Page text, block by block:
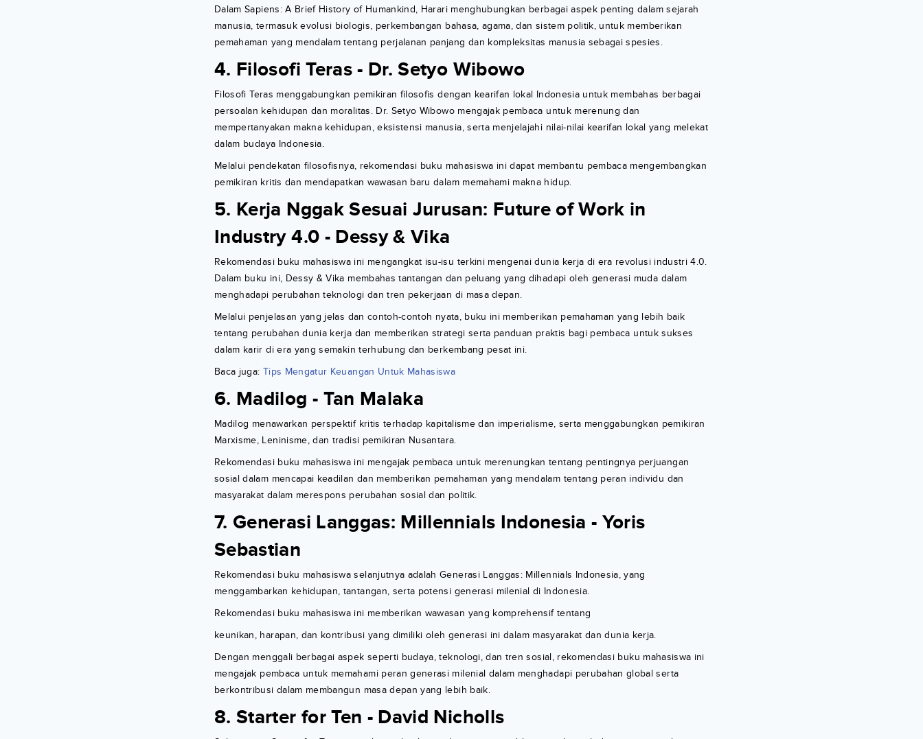
Dalam Sapiens: A Brief History of Humankind, Harari menghubungkan berbagai aspek penting dalam sejarah
manusia, termasuk evolusi biologis, perkembangan bahasa, agama, dan sistem politik, untuk memberikan
pemahaman yang mendalam tentang perjalanan panjang dan kompleksitas manusia sebagai spesies.
4. Filosofi Teras - Dr. Setyo Wibowo
Filosofi Teras menggabungkan pemikiran filosofis dengan kearifan lokal Indonesia untuk membahas berbagai
persoalan kehidupan dan moralitas. Dr. Setyo Wibowo mengajak pembaca untuk merenung dan
mempertanyakan makna kehidupan, eksistensi manusia, serta menjelajahi nilai-nilai kearifan lokal yang melekat
dalam budaya Indonesia.
Melalui pendekatan filosofisnya, rekomendasi buku mahasiswa ini dapat membantu pembaca mengembangkan
pemikiran kritis dan mendapatkan wawasan baru dalam memahami makna hidup.
5. Kerja Nggak Sesuai Jurusan: Future of Work in
Industry 4.0 - Dessy & Vika
Rekomendasi buku mahasiswa ini mengangkat isu-isu terkini mengenai dunia kerja di era revolusi industri 4.0.
Dalam buku ini, Dessy & Vika membahas tantangan dan peluang yang dihadapi oleh generasi muda dalam
menghadapi perubahan teknologi dan tren pekerjaan di masa depan.
Melalui penjelasan yang jelas dan contoh-contoh nyata, buku ini memberikan pemahaman yang lebih baik
tentang perubahan dunia kerja dan memberikan strategi serta panduan praktis bagi pembaca untuk sukses
dalam karir di era yang semakin terhubung dan berkembang pesat ini.
Baca juga: Tips Mengatur Keuangan Untuk Mahasiswa
6. Madilog - Tan Malaka
Madilog menawarkan perspektif kritis terhadap kapitalisme dan imperialisme, serta menggabungkan pemikiran
Marxisme, Leninisme, dan tradisi pemikiran Nusantara.
Rekomendasi buku mahasiswa ini mengajak pembaca untuk merenungkan tentang pentingnya perjuangan
sosial dalam mencapai keadilan dan memberikan pemahaman yang mendalam tentang peran individu dan
masyarakat dalam merespons perubahan sosial dan politik.
7. Generasi Langgas: Millennials Indonesia - Yoris
Sebastian
Rekomendasi buku mahasiswa selanjutnya adalah Generasi Langgas: Millennials Indonesia, yang
menggambarkan kehidupan, tantangan, serta potensi generasi milenial di Indonesia.
Rekomendasi buku mahasiswa ini memberikan wawasan yang komprehensif tentang
keunikan, harapan, dan kontribusi yang dimiliki oleh generasi ini dalam masyarakat dan dunia kerja.
Dengan menggali berbagai aspek seperti budaya, teknologi, dan tren sosial, rekomendasi buku mahasiswa ini
mengajak pembaca untuk memahami peran generasi milenial dalam menghadapi perubahan global serta
berkontribusi dalam membangun masa depan yang lebih baik.
8. Starter for Ten - David Nicholls